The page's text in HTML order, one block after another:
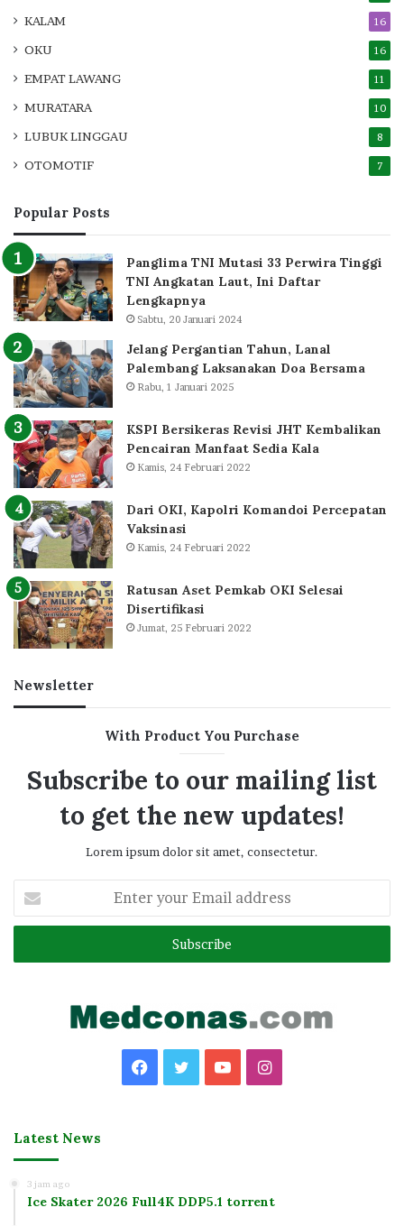
KALAM 16
OKU 16
EMPAT LAWANG 11
MURATARA 10
LUBUK LINGGAU 8
OTOMOTIF 7
Popular Posts
Panglima TNI Mutasi 33 Perwira Tinggi
TNI Angkatan Laut, Ini Daftar
Lengkapnya
Sabtu, 20 Januari 2024
Jelang Pergantian Tahun, Lanal
Palembang Laksanakan Doa Bersama
Rabu, 1 Januari 2025
KSPI Bersikeras Revisi JHT Kembalikan
Pencairan Manfaat Sedia Kala
Kamis, 24 Februari 2022
Dari OKI, Kapolri Komandoi Percepatan
Vaksinasi
Kamis, 24 Februari 2022
Ratusan Aset Pemkab OKI Selesai
Disertifikasi
Jumat, 25 Februari 2022
Newsletter
With Product You Purchase
Subscribe to our mailing list
to get the new updates!
Lorem ipsum dolor sit amet, consectetur.
your
Email
Facebook
TwitterYouTubeInstagram
Latest News
3 jam ago
Ice Skater 2026 Full4K DDP5.1 torrent